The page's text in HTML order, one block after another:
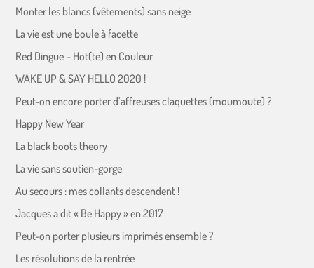
Monter les blancs (vêtements) sans neige
La vie est une boule à facette
Red Dingue – Hot(te) en Couleur
WAKE UP & SAY HELLO 2020 !
Peut-on encore porter d’affreuses claquettes (moumoute) ?
Happy New Year
La black boots theory
La vie sans soutien-gorge
Au secours : mes collants descendent !
Jacques a dit « Be Happy » en 2017
Peut-on porter plusieurs imprimés ensemble ?
Les résolutions de la rentrée